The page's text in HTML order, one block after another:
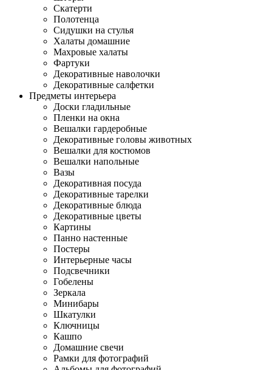
Скатерти
Полотенца
Сидушки на стулья
Халаты домашние
Махровые халаты
Фартуки
Декоративные наволочки
Декоративные салфетки
Предметы интерьера
Доски гладильные
Пленки на окна
Вешалки гардеробные
Декоративные головы животных
Вешалки для костюмов
Вешалки напольные
Вазы
Декоративная посуда
Декоративные тарелки
Декоративные блюда
Декоративные цветы
Картины
Панно настенные
Постеры
Интерьерные часы
Подсвечники
Гобелены
Зеркала
Минибары
Шкатулки
Ключницы
Кашпо
Домашние свечи
Рамки для фотографий